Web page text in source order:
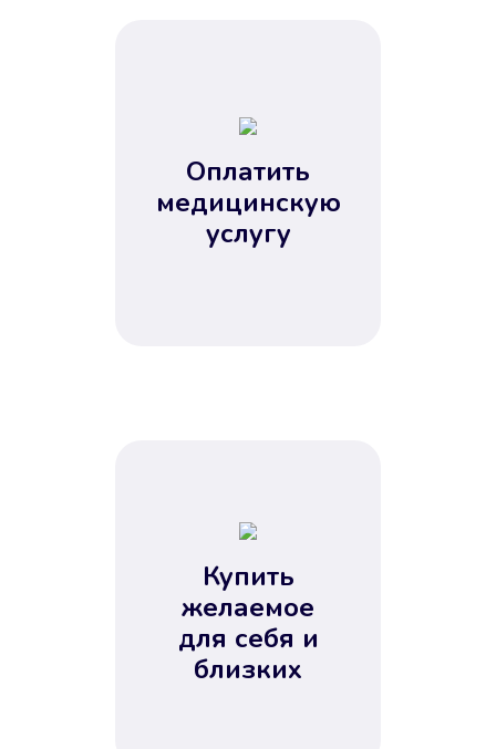
Оплатить
медицинскую
услугу
Купить
желаемое
для себя и
близких